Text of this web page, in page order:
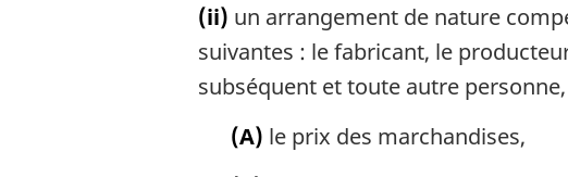
(ii) un arrangement de nature
suivantes : le fabricant, le
subséquent et toute autre
(A) le prix des marchandises,